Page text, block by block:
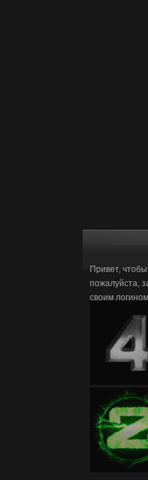
Привет,
пожалуйста,
своим логином